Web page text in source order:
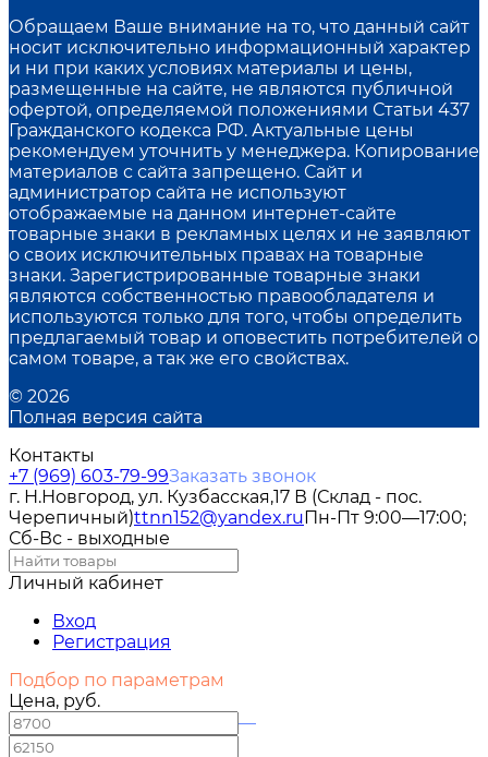
Обращаем Ваше внимание на то, что данный сайт
носит исключительно информационный характер
и ни при каких условиях материалы и цены,
размещенные на сайте, не являются публичной
офертой, определяемой положениями Статьи 437
Гражданского кодекса РФ. Актуальные цены
рекомендуем уточнить у менеджера. Копирование
материалов с сайта запрещено. Сайт и
администратор сайта не используют
отображаемые на данном интернет-сайте
товарные знаки в рекламных целях и не заявляют
о своих исключительных правах на товарные
знаки. Зарегистрированные товарные знаки
являются собственностью правообладателя и
используются только для того, чтобы определить
предлагаемый товар и оповестить потребителей о
самом товаре, а так же его свойствах.
© 2026
Полная версия сайта
Контакты
+7 (969) 603-79-99Заказать звонок
г. Н.Новгород, ул. Кузбасская,17 В (Склад - пос.
Черепичный)ttnn152@yandex.ruПн-Пт 9:00—17:00;
Сб-Вс - выходные
Личный кабинет
Вход
Регистрация
Подбор по параметрам
Цена, руб.
—